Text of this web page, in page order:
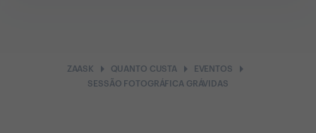
ZAASK arrow_right QUANTO CUSTA arrow_right EVENTOS arrow_right
SESSÃO FOTOGRÁFICA GRÁVIDAS